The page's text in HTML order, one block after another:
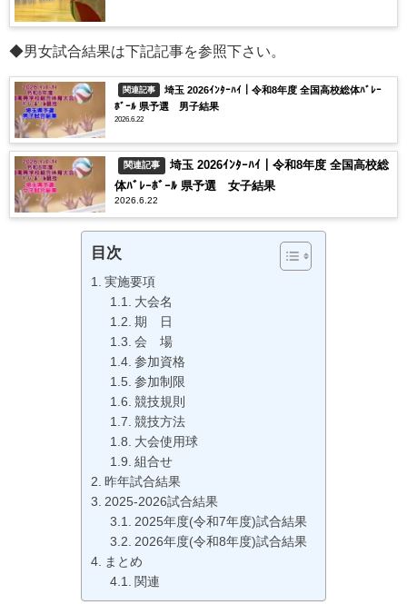
◆男女試合結果は下記記事を参照下さい。
関連記事
埼玉 2026ｲﾝﾀｰﾊｲ｜令和8年度 全国高校総体ﾊﾞﾚｰ
ﾎﾞｰﾙ 県予選 男子結果
2026.6.22
関連記事
埼玉 2026ｲﾝﾀｰﾊｲ｜令和8年度 全国高校総
体ﾊﾞﾚｰﾎﾞｰﾙ 県予選 女子結果
2026.6.22
目次
実施要項
大会名
期 日
会 場
参加資格
参加制限
競技規則
競技方法
大会使用球
組合せ
昨年試合結果
2025-2026試合結果
2025年度(令和7年度)試合結果
2026年度(令和8年度)試合結果
まとめ
関連